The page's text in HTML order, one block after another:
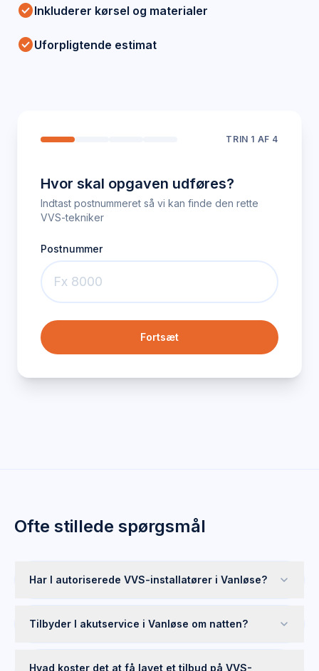
check_circleInkluderer kørsel og materialer
check_circleUforpligtende estimat
TRIN 1 AF 4
Hvor skal opgaven udføres?
Indtast postnummeret så vi kan finde den rette
VVS-tekniker
Postnummer
Fortsæt
Ofte stillede spørgsmål
Har I autoriserede VVS-installatører i Vanløse?
Tilbyder I akutservice i Vanløse om natten?
Hvad koster det at få lavet et tilbud på VVS-